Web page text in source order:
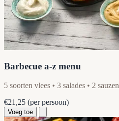
Barbecue a-z menu
5 soorten vlees • 3 salades • 2 sauzen
€21,25 (per persoon)
Voeg toe